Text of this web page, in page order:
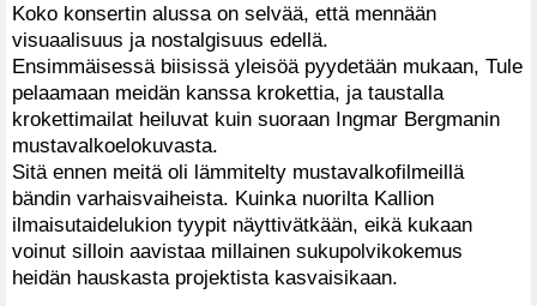
Koko konsertin alussa on selvää, että mennään
visuaalisuus ja nostalgisuus edellä.
Ensimmäisessä biisissä yleisöä pyydetään mukaan, Tule
pelaamaan meidän kanssa krokettia, ja taustalla
krokettimailat heiluvat kuin suoraan Ingmar Bergmanin
mustavalkoelokuvasta.
Sitä ennen meitä oli lämmitelty mustavalkofilmeillä
bändin varhaisvaiheista. Kuinka nuorilta Kallion
ilmaisutaidelukion tyypit näyttivätkään, eikä kukaan
voinut silloin aavistaa millainen sukupolvikokemus
heidän hauskasta projektista kasvaisikaan.